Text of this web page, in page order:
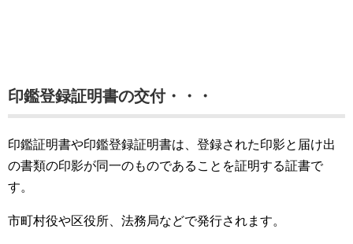
印鑑登録証明書の交付・・・
印鑑証明書や印鑑登録証明書は、登録された印影と届け出
の書類の印影が同一のものであることを証明する証書で
す。
市町村役や区役所、法務局などで発行されます。